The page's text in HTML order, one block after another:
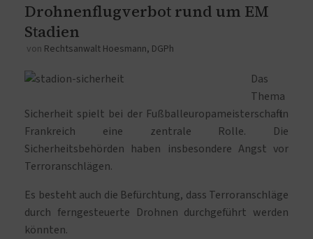
Drohnenflugverbot rund um EM
Stadien
von Rechtsanwalt Hoesmann, DGPh
Das
Thema
Sicherheit spielt bei der Fußballeuropameisterschaft in
Frankreich eine zentrale Rolle. Die
Sicherheitsbehörden haben insbesondere Angst vor
Terroranschlägen.
Es besteht auch die Befürchtung, dass Terroranschläge
durch ferngesteuerte Drohnen durchgeführt werden
könnten.